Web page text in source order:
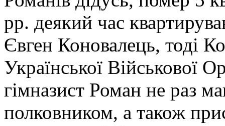
рр. деякий час
Євген Коновалець, тоді
Української Військової
гімназист Роман не раз
полковником, а також